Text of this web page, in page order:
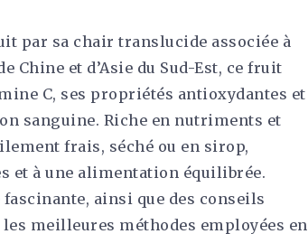
par sa chair translucide associée à
Chine et d’Asie du Sud-Est, ce fruit
C, ses propriétés antioxydantes et
sanguine. Riche en nutriments et
frais, séché ou en sirop,
et à une alimentation équilibrée.
ainsi que des conseils
meilleures méthodes employées en